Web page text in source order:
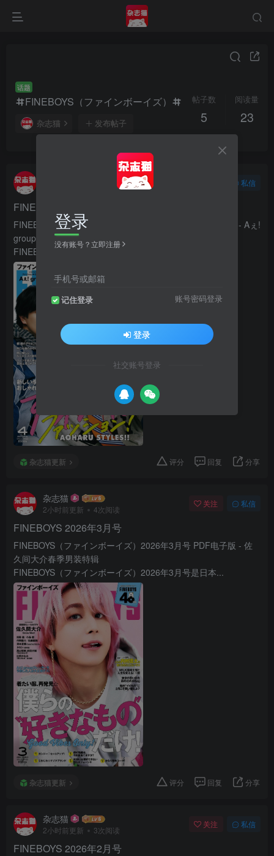
话题
FINEBOYS（ファインボーイズ）
杂志猫 发布帖子
帖子数
5
阅读量
23
4次阅读
私信
FINEBOYS 2026年4月号
FINEBOYS（ファインボーイズ）2026年4月号 PDF电子版 - Aぇ!
group青春春季男装特辑
FINEBOYS（ファインボーイズ）2026年4月号是...
杂志猫更新 评分 回复 分享
杂志猫
2小时前更新 4次阅读
关注 私信
FINEBOYS 2026年3月号
FINEBOYS（ファインボーイズ）2026年3月号 PDF电子版 - 佐
久间大介春季男装特辑
FINEBOYS（ファインボーイズ）2026年3月号是日本...
杂志猫更新 评分 回复 分享
杂志猫
2小时前更新 3次阅读
关注 私信
FINEBOYS 2026年2月号
登录
没有账号？立即注册
手机号或邮箱
记住登录 账号密码登录
登录
社交账号登录